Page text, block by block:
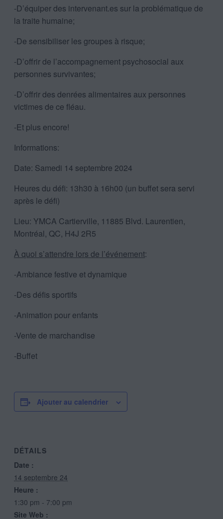
-D’équiper des intervenant.es sur la problématique de
la traite humaine;
-De sensibiliser les groupes à risque;
-D’offrir de l’accompagnement psychosocial aux
personnes survivantes;
-D’offrir des denrées alimentaires aux personnes
victimes de ce fléau.
-Et plus encore!
Informations:
Date: Samedi 14 septembre 2024
Heures du défi: 13h30 à 16h00 (un buffet sera servi
après le défi)
Lieu: YMCA Cartierville, 11885 Blvd. Laurentien,
Montréal, QC, H4J 2R5
À quoi s’attendre lors de l’événement:
-Ambiance festive et dynamique
-Des défis sportifs
-Animation pour enfants
-Vente de marchandise
-Buffet
Ajouter au calendrier
DÉTAILS
Date :
14 septembre 24
Heure :
1:30 pm - 7:00 pm
Site Web :